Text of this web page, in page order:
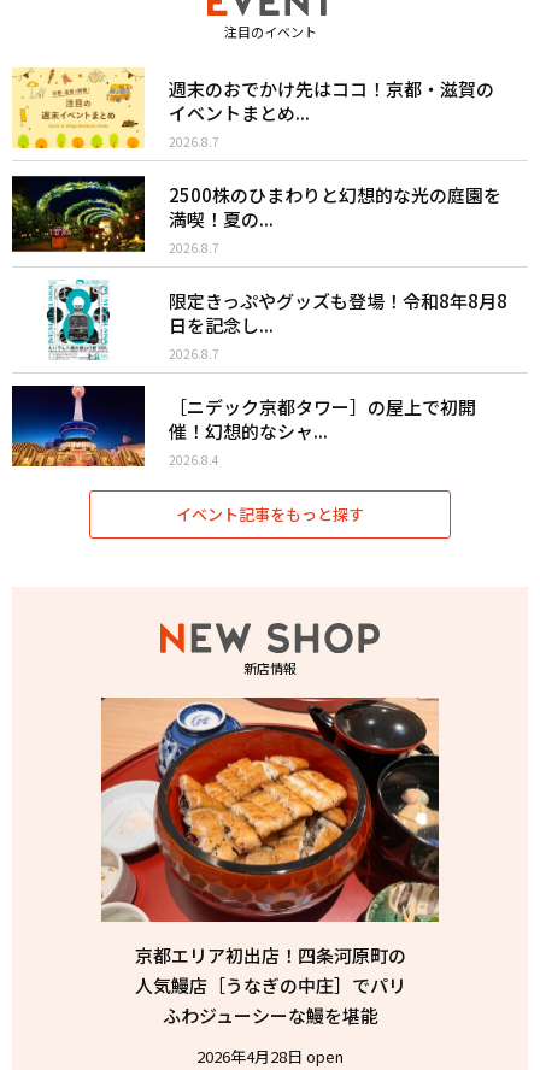
注目のイベント
週末のおでかけ先はココ！京都・滋賀の
イベントまとめ...
2026.8.7
2500株のひまわりと幻想的な光の庭園を
満喫！夏の...
2026.8.7
限定きっぷやグッズも登場！令和8年8月8
日を記念し...
2026.8.7
［ニデック京都タワー］の屋上で初開
催！幻想的なシャ...
2026.8.4
イベント記事をもっと探す
新店情報
京都エリア初出店！四条河原町の
人気鰻店［うなぎの中庄］でパリ
ふわジューシーな鰻を堪能
2026年4月28日 open